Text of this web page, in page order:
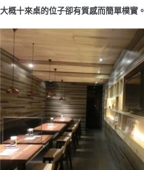
大概十來桌的位子卻有質感而簡單樸實。